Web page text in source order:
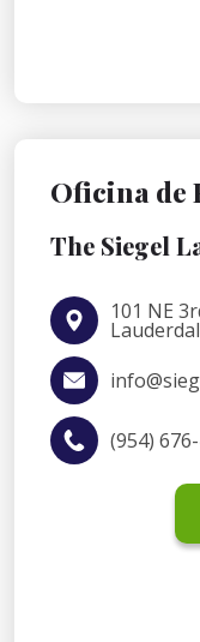
Oficina de
The Siegel
101 NE
(954)